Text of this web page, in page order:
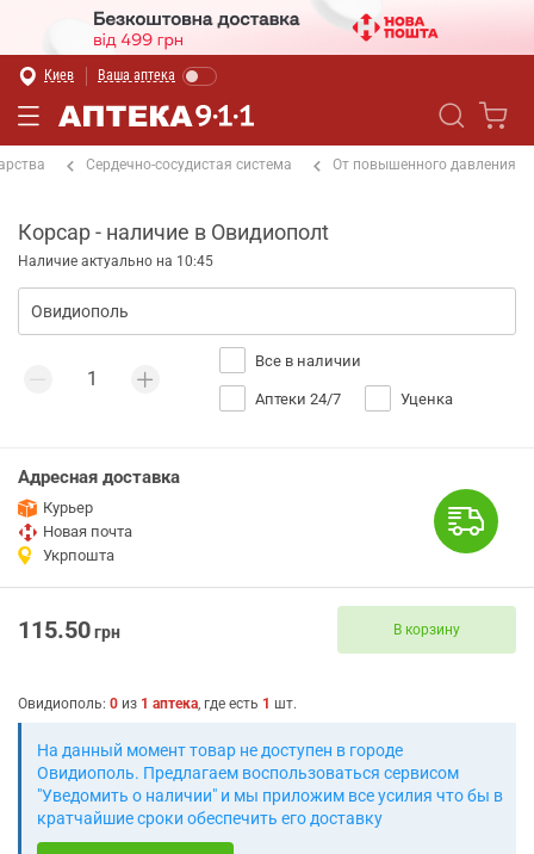
Киев Ваша аптека
Сердечно-сосудистая система От повышенного давления
Корсар - наличие в Овидиополt
Наличие актуально на 10:45
Все в наличии
Аптеки 24/7 Уценка
Адресная доставка
Курьер
Новая почта
Укрпошта
115.50грн В корзину
Овидиополь: 0 из 1 аптека, где есть 1 шт.
На данный момент товар не доступен в городе
Овидиополь. Предлагаем воспользоваться сервисом
"Уведомить о наличии" и мы приложим все усилия что бы в
кратчайшие сроки обеспечить его доставку